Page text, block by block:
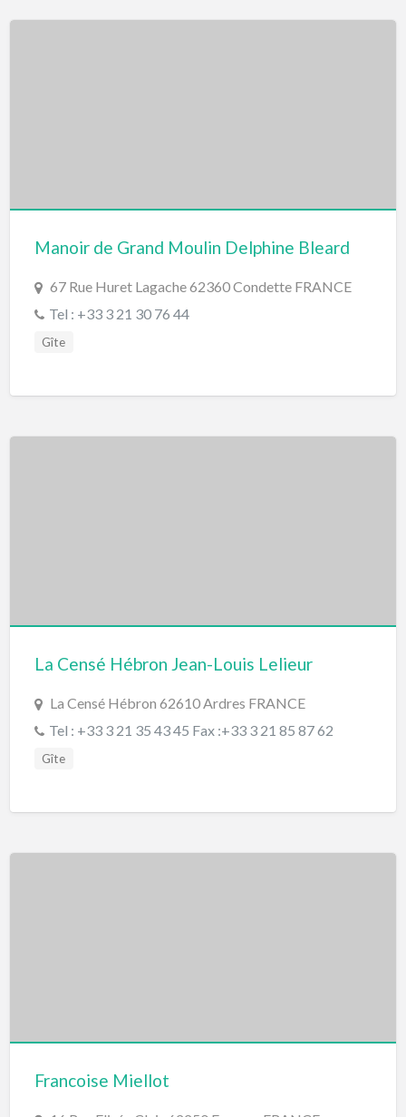
Manoir de Grand Moulin Delphine Bleard
67 Rue Huret Lagache 62360 Condette FRANCE
Tel : +33 3 21 30 76 44
Gîte
La Censé Hébron Jean-Louis Lelieur
La Censé Hébron 62610 Ardres FRANCE
Tel : +33 3 21 35 43 45 Fax :+33 3 21 85 87 62
Gîte
Francoise Miellot